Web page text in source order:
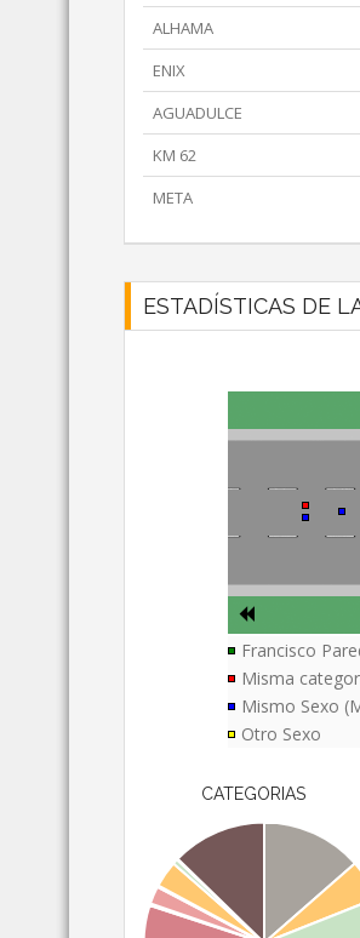
ALHAMA
ENIX
AGUADULCE
KM 62
META
ESTADÍSTICAS DE
Francisco
Misma
Mismo Sexo
Otro Sexo
CATEGORIAS